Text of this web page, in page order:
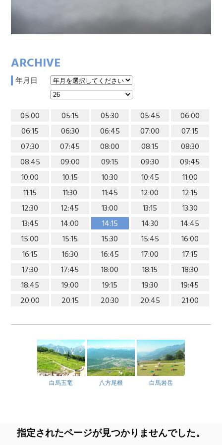
ARCHIVE
年月日
05:00 05:15 05:30 05:45
06:00
06:15
06:30 06:45 07:00
07:15
07:30
07:45 08:00 08:15
08:30
08:45
09:00 09:15 09:30
09:45
10:00
10:15 10:30 10:45
11:00
11:15
11:30 11:45 12:00
12:15
12:30
12:45 13:00 13:15
13:30
13:45
14:00 14:15 14:30
14:45
15:00
15:15 15:30 15:45
16:00
16:15
16:30 16:45 17:00
17:15
17:30
17:45 18:00 18:15
18:30
18:45
19:00 19:15 19:30
19:45
20:00
20:15 20:30 20:45 21:00
白馬五竜 八方尾根 白馬岩岳